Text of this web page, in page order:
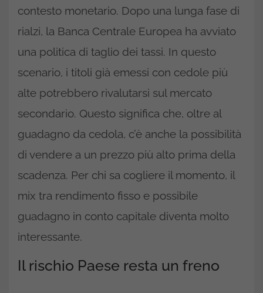
contesto monetario. Dopo una lunga fase di
rialzi, la Banca Centrale Europea ha avviato
una politica di taglio dei tassi. In questo
scenario, i titoli già emessi con cedole più
alte potrebbero rivalutarsi sul mercato
secondario. Questo significa che, oltre al
guadagno da cedola, c’è anche la possibilità
di vendere a un prezzo più alto prima della
scadenza. Per chi sa cogliere il momento, il
mix tra rendimento fisso e possibile
guadagno in conto capitale diventa molto
interessante.
Il rischio Paese resta un freno